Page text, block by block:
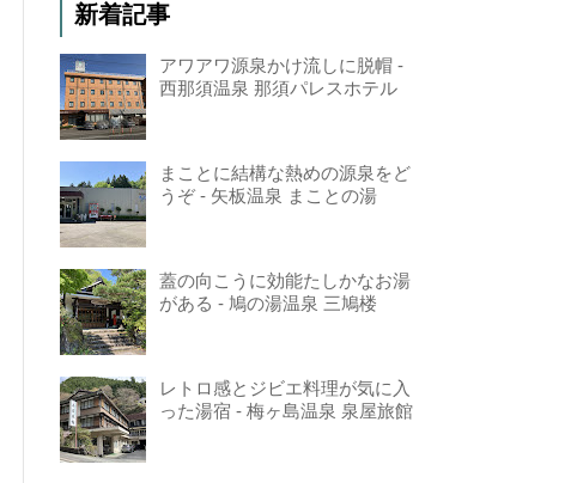
新着記事
アワアワ源泉かけ流しに脱帽 -
西那須温泉 那須パレスホテル
まことに結構な熱めの源泉をど
うぞ - 矢板温泉 まことの湯
蓋の向こうに効能たしかなお湯
がある - 鳩の湯温泉 三鳩楼
レトロ感とジビエ料理が気に入
った湯宿 - 梅ヶ島温泉 泉屋旅館